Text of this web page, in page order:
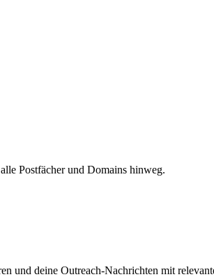
Postfächer und Domains hinweg.
und deine Outreach-Nachrichten mit